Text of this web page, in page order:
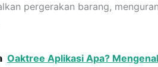
pergerakan barang,
Oaktree Aplikasi Apa?